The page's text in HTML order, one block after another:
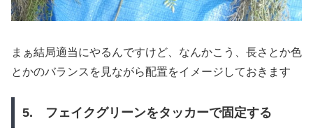
まぁ結局適当にやるんですけど、なんかこう、長さとか色
とかのバランスを見ながら配置をイメージしておきます
5. フェイクグリーンをタッカーで固定する